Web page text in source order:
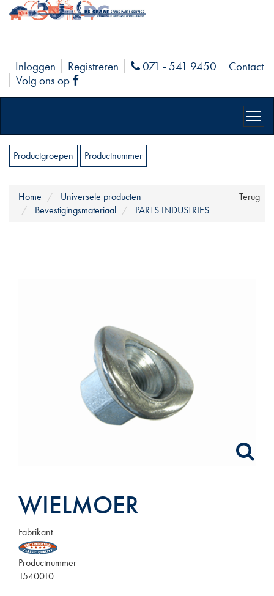
Inloggen Registreren Phone
071 - 541 9450
Contact
Volg ons op
Facebook
Productgroepen Productnummer
Terug
Home
Universele producten
Bevestigingsmateriaal
PARTS INDUSTRIES
WIELMOER
Fabrikant
Productnummer
1540010